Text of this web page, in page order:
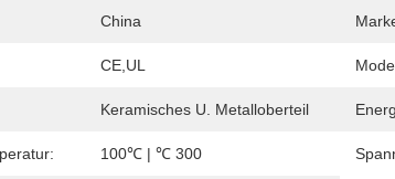
China
CE,UL
Keramisches U. Metalloberteil
100℃ | ℃ 300